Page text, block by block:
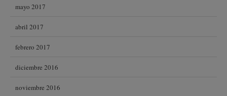
mayo 2017
abril 2017
febrero 2017
diciembre 2016
noviembre 2016